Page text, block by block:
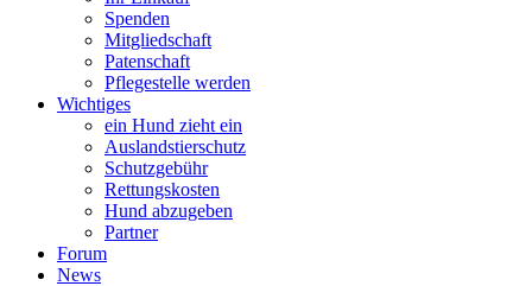
Spenden
Mitgliedschaft
Patenschaft
Pflegestelle werden
Wichtiges
ein Hund zieht ein
Auslandstierschutz
Schutzgebühr
Rettungskosten
Hund abzugeben
Partner
Forum
News